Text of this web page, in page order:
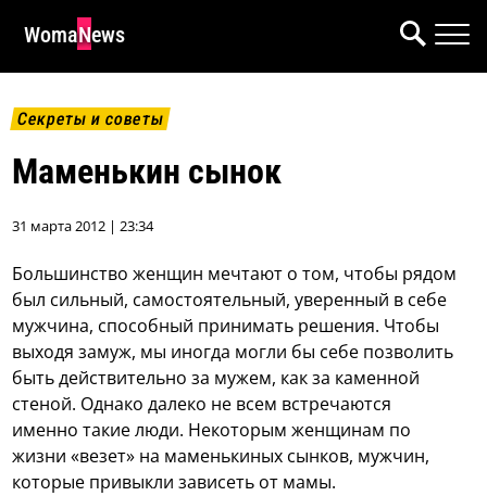
WomaNews
Секреты и советы
Маменькин сынок
31 марта 2012 | 23:34
Большинство женщин мечтают о том, чтобы рядом
был сильный, самостоятельный, уверенный в себе
мужчина, способный принимать решения. Чтобы
выходя замуж, мы иногда могли бы себе позволить
быть действительно за мужем, как за каменной
стеной. Однако далеко не всем встречаются
именно такие люди. Некоторым женщинам по
жизни «везет» на маменькиных сынков, мужчин,
которые привыкли зависеть от мамы.